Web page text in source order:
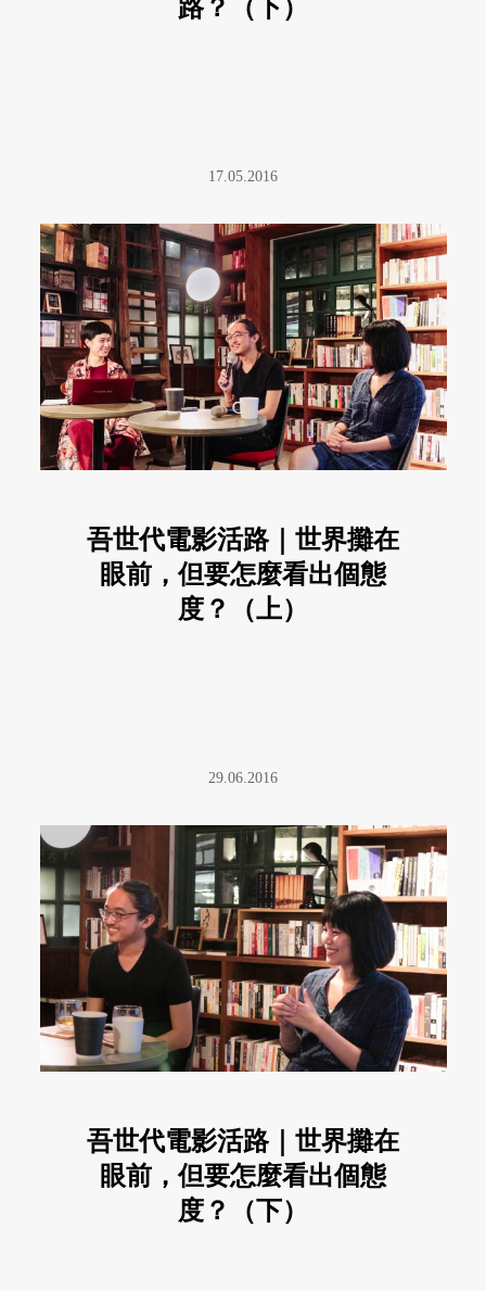
路？（下）
17.05.2016
吾世代電影活路｜世界攤在
眼前，但要怎麼看出個態
度？（上）
29.06.2016
吾世代電影活路｜世界攤在
眼前，但要怎麼看出個態
度？（下）